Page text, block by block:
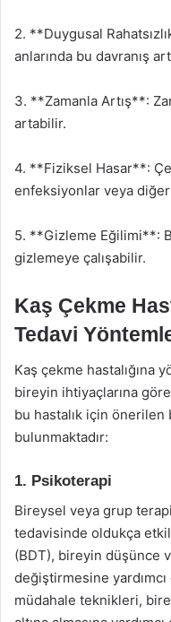
2. **Duygusal
anlarında bu davranış
3. **Zamanla Artış**:
artabilir.
4. **Fiziksel Hasar**:
enfeksiyonlar veya
5. **Gizleme Eğilimi**:
gizlemeye çalışabilir.
Kaş Çekme
Tedavi
Kaş çekme hastalığına
bireyin ihtiyaçlarına
bu hastalık için önerilen
bulunmaktadır:
1. Psikoterapi
Bireysel veya grup
tedavisinde oldukça
(BDT), bireyin düşünce
değiştirmesine yardımcı
müdahale teknikleri,